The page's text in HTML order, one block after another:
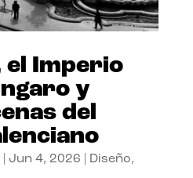
el Imperio
y
del
| Jun 4, 2026 Diseño,